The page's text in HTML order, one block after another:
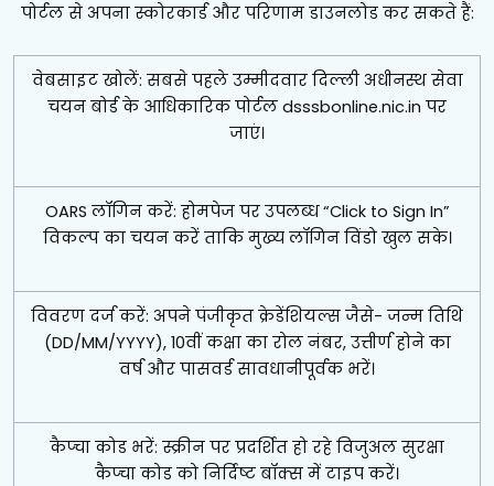
पोर्टल से अपना स्कोरकार्ड और परिणाम डाउनलोड कर सकते हैं:
वेबसाइट खोलें: सबसे पहले उम्मीदवार दिल्ली अधीनस्थ सेवा
चयन बोर्ड के आधिकारिक पोर्टल dsssbonline.nic.in पर
जाएं।
OARS लॉगिन करें: होमपेज पर उपलब्ध “Click to Sign In”
विकल्प का चयन करें ताकि मुख्य लॉगिन विंडो खुल सके।
विवरण दर्ज करें: अपने पंजीकृत क्रेडेंशियल्स जैसे- जन्म तिथि
(DD/MM/YYYY), 10वीं कक्षा का रोल नंबर, उत्तीर्ण होने का
वर्ष और पासवर्ड सावधानीपूर्वक भरें।
कैप्चा कोड भरें: स्क्रीन पर प्रदर्शित हो रहे विजुअल सुरक्षा
कैप्चा कोड को निर्दिष्ट बॉक्स में टाइप करें।